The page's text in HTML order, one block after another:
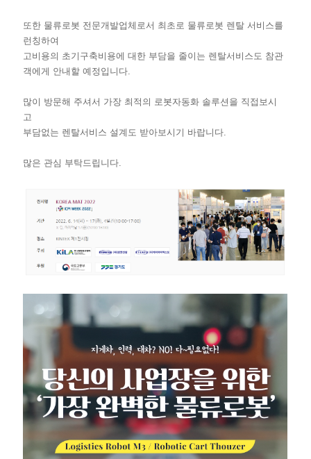
또한 물류로봇 전문개발업체로서 최초로 물류로봇 렌탈 서비스를
런칭하여
고비용의 초기구축비용에 대한 부담을 줄이는 렌탈서비스도 참관
객에게 안내할 예정입니다.
많이 방문해 주셔서 가장 최적의 로봇자동화 솔루션을 직접보시
고
부담없는 렌탈서비스 설계도 받아보시기 바랍니다.
많은 관심 부탁드립니다.